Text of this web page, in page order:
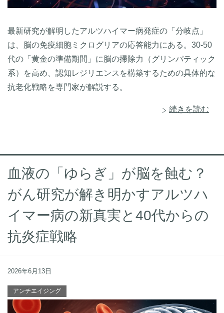
最新研究が解明したアルツハイマー病発症の「分岐点」
は、脳の免疫細胞ミクログリアの応答能力にある。30-50
代の「黄金の準備期間」に脳の掃除力（グリンパティック
系）を高め、認知レジリエンスを構築するための具体的な
抗老化戦略を専門家が解説する。
続きを読む
血液の「ゆらぎ」が脳を蝕む？
がん研究が解き明かすアルツハ
イマー病の新真実と40代からの
抗炎症戦略
2026年6月13日
アンチエイジング